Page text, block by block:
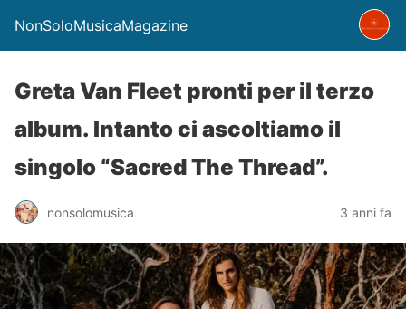
NonSoloMusicaMagazine
Greta Van Fleet pronti per il terzo
album. Intanto ci ascoltiamo il
singolo “Sacred The Thread”.
nonsolomusica 3 anni fa